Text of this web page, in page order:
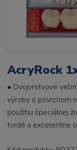
AcryRock
• Dvojvrstvové
výroby s povrchom
použitiu špeciálnej
tvrdé a excelentne